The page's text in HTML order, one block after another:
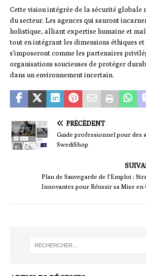
Cette vision intégrée de la sécurité globale
du secteur. Les agences qui sauront
holistique, alliant expertise humaine et
tout en intégrant les dimensions éthiques
s’imposeront comme les partenaires
organisations soucieuses de protéger
dans un environnement incertain.
PRÉCÉDENT
Guide professionnel pour des
SwediShop
Plan de Sauvegarde de l’Emploi :
Innovantes pour Réussir sa Mise